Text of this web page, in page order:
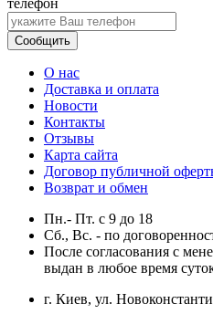
Сообщить
О нас
Доставка и оплата
Новости
Контакты
Отзывы
Карта сайта
Договор публичной
Возврат и обмен
Пн.- Пт. с 9 до 18
Сб., Вс. - по
После согласования с
выдан в любое время
г. Киев, ул.